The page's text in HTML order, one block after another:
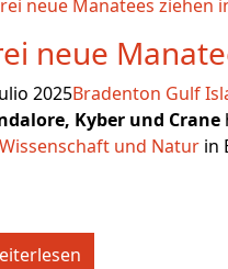
neue
2025Bradenton Gulf
Kyber und Crane
und Natur in